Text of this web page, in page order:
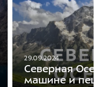
29.09.2024
Северная
машине и